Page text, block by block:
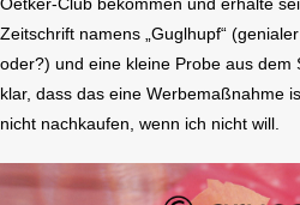
Zeitschrift namens „Guglhupf“
oder?) und eine kleine Probe aus
klar, dass das eine Werbemaßnahme
nicht nachkaufen, wenn ich nicht will.